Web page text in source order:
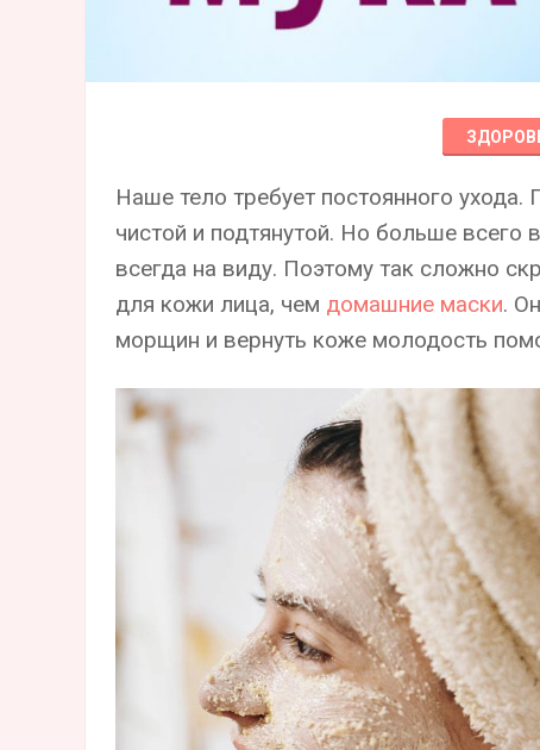
Наше тело требует постоянного
чистой и подтянутой. Но больше
всегда на виду. Поэтому так сложно
для кожи лица, чем домашние маски.
морщин и вернуть коже молодость